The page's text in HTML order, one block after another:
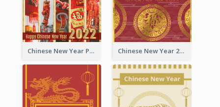
Chinese New Year Photo Greeting Card Chinese New Year 2022 Golden Greeting Card